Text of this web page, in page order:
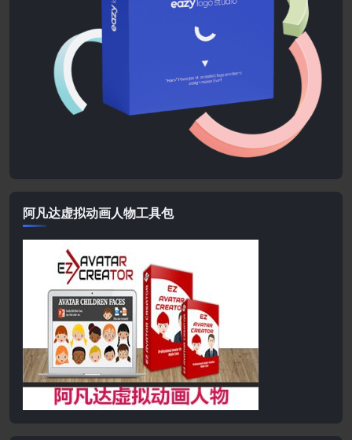
阿凡达虚拟动画人物工具包